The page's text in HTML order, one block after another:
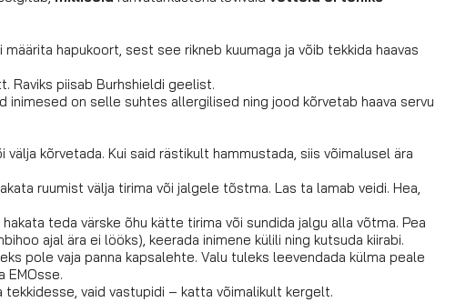
hapukoort, sest see rikneb kuumaga ja võib tekkida haavas
Raviks piisab Burhshieldi geelist.
inimesed on selle suhtes allergilised ning jood kõrvetab haava servu
kõrvetada. Kui said rästikult hammustada, siis võimalusel ära
ruumist välja tirima või jalgele tõstma. Las ta lamab veidi. Hea,
teda värske õhu kätte tirima või sundida jalgu alla võtma. Pea
ajal ära ei lööks), keerada inimene külili ning kutsuda kiirabi.
pole vaja panna kapsalehte. Valu tuleks leevendada külma peale
EMOsse.
vaid vastupidi – katta võimalikult kergelt.